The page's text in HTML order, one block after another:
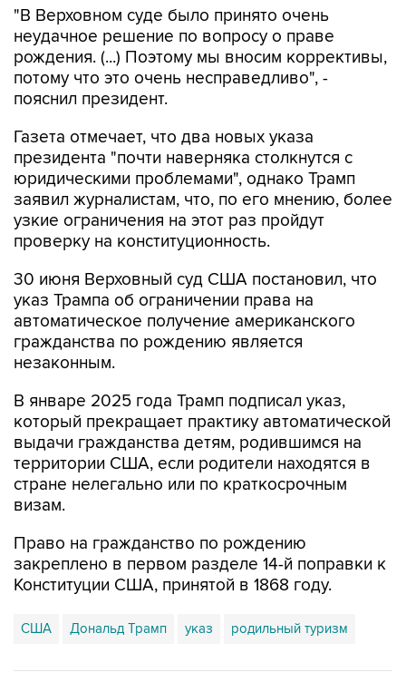
"В Верховном суде было принято очень
неудачное решение по вопросу о праве
рождения. (...) Поэтому мы вносим коррективы,
потому что это очень несправедливо", -
пояснил президент.
Газета отмечает, что два новых указа
президента "почти наверняка столкнутся с
юридическими проблемами", однако Трамп
заявил журналистам, что, по его мнению, более
узкие ограничения на этот раз пройдут
проверку на конституционность.
30 июня Верховный суд США постановил, что
указ Трампа об ограничении права на
автоматическое получение американского
гражданства по рождению является
незаконным.
В январе 2025 года Трамп подписал указ,
который прекращает практику автоматической
выдачи гражданства детям, родившимся на
территории США, если родители находятся в
стране нелегально или по краткосрочным
визам.
Право на гражданство по рождению
закреплено в первом разделе 14-й поправки к
Конституции США, принятой в 1868 году.
США Дональд Трамп указ родильный туризм